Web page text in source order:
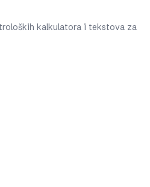
kalkulatora i tekstova za